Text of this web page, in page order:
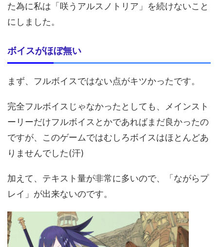
た為に私は「咲うアルスノトリア」を続けないこと
にしました。
ボイスがほぼ無い
まず、フルボイスではない点がキツかったです。
完全フルボイスじゃなかったとしても、メインスト
ーリーだけフルボイスとかであればまだ良かったの
ですが、このゲームではむしろボイスはほとんどあ
りませんでした(汗)
加えて、テキスト量が非常に多いので、「ながらプ
レイ」が出来ないのです。